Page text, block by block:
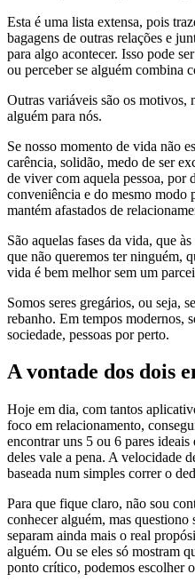
Esta é uma lista extensa, pois
bagagens de outras relações e
para algo acontecer. Isso pode
ou perceber se alguém combina
Outras variáveis são os motivos,
alguém para nós.
Se nosso momento de vida não
carência, solidão, medo de ser
de viver com aquela pessoa, por
conveniência e do mesmo modo
mantém afastados de
São aquelas fases da vida, que
que não queremos ter ninguém,
vida é bem melhor sem um
Somos seres gregários, ou seja,
rebanho. Em tempos modernos,
sociedade, pessoas por perto.
A vontade dos dois
Hoje em dia, com tantos
foco em relacionamento,
encontrar uns 5 ou 6 pares
deles vale a pena. A velocidade
baseada num simples correr o
Para que fique claro, não sou
conhecer alguém, mas questiono
separam ainda mais o real
alguém. Ou se eles só mostram
ponto crítico, podemos escolher